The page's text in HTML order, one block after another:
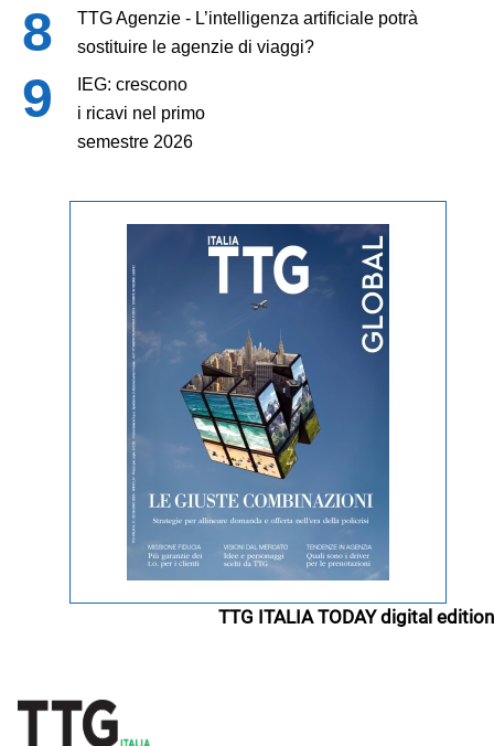
TTG Agenzie - L’intelligenza artificiale potrà
sostituire le agenzie di viaggi?
IEG: crescono
i ricavi nel primo
semestre 2026
TTG ITALIA TODAY digital edition